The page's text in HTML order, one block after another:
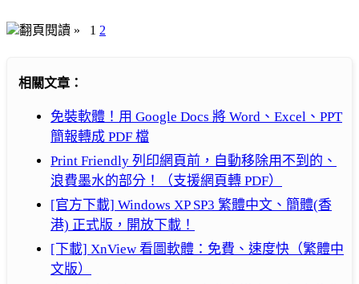
翻頁閱讀 » 1 2
相關文章：
免裝軟體！用 Google Docs 將 Word、Excel、PPT
簡報轉成 PDF 檔
Print Friendly 列印網頁前，自動移除用不到的、
浪費墨水的部分！（支援網頁轉 PDF）
[官方下載] Windows XP SP3 繁體中文、簡體(香
港) 正式版，開放下載！
[下載] XnView 看圖軟體：免費、速度快（繁體中
文版）